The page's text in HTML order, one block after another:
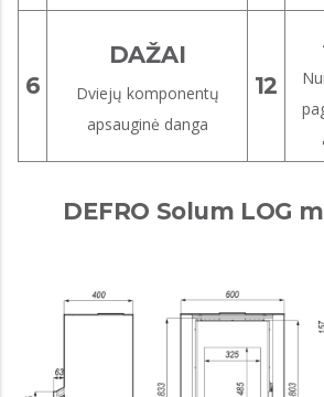
6
DAŽAI
Dviejų komponentų
apsauginė danga
12
DEFRO Solum LOG